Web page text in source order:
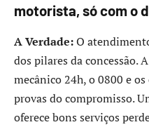
motorista, só com o
A Verdade:O
dos pilares da concessão.
mecânico 24h, o 0800 e
provas do compromisso.
oferece bons serviços